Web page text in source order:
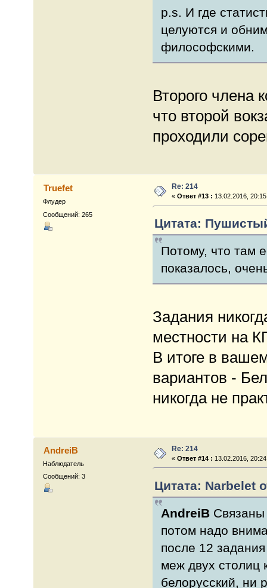
p.s. И где
целуются и
философскими.
Второго члена
что второй
проходили
Truefet
Флудер
Сообщений: 265
Re: 214
«Ответ #13 : 13.02.2016,
Цитата:
Потому, что там
показалось,
Задания
местности на
В итоге в
вариантов -
никогда не
AndreiB
Наблюдатель
Сообщений: 3
Re: 214
«Ответ #14 : 13.02.2016,
Цитата: Narbelet
AndreiBСвязаны
потом надо
после 12
меж двух столиц
белорусский, ни